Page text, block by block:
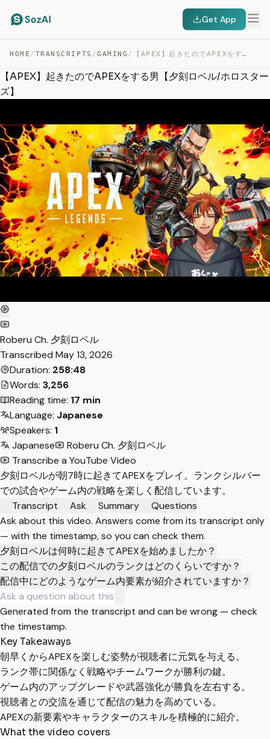
Get App
HOME / TRANSCRIPTS /GAMING / 【APEX】起きたのでAPEXをする男【夕刻ロベル/ホロスターズ】 — TRANSCRIPT
【APEX】起きたのでAPEXをする男【夕刻ロベル/ホロスター
ズ】
Roberu Ch. 夕刻ロベル
Transcribed May 13, 2026
Duration: 258:48
Words: 3,256
Reading time: 17 min
Language: Japanese
Speakers: 1
Japanese
Roberu Ch. 夕刻ロベル
Transcribe a YouTube Video
夕刻ロベルが朝7時に起きてAPEXをプレイ。ランクシルバー
での試合やゲーム内の戦略を楽しく配信しています。
Transcript
Ask Summary
Questions
Ask about this video. Answers come from its transcript only
— with the timestamp, so you can check them.
夕刻ロベルは何時に起きてAPEXを始めましたか？
この配信での夕刻ロベルのランクはどのくらいですか？
配信中にどのようなゲーム内要素が紹介されていますか？
Generated from the transcript and can be wrong — check
the timestamp.
Key Takeaways
朝早くからAPEXを楽しむ姿勢が視聴者に元気を与える。
ランク帯に関係なく戦略やチームワークが勝利の鍵。
ゲーム内のアップグレードや武器強化が勝負を左右する。
視聴者との交流を通じて配信の魅力を高めている。
APEXの新要素やキャラクターのスキルを積極的に紹介。
What the video covers